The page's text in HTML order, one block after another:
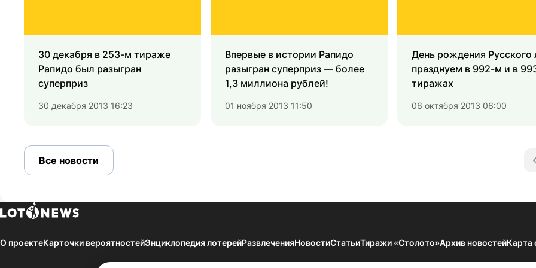
30 декабря в 253-м тираже
Рапидо был разыгран
суперприз
30 декабря 2013 16:23
Впервые в истории Рапидо
разыгран суперприз — более
1,3 миллиона рублей!
01 ноября 2013 11:50
День рождения Русского
празднуем в 992-м и в
тиражах
06 октября 2013 06:00
Все новости
О проектеКарточки вероятностейЭнциклопедия лотерейРазвлеченияНовостиСтатьиТиражи «Столото»Архив новостейКарта